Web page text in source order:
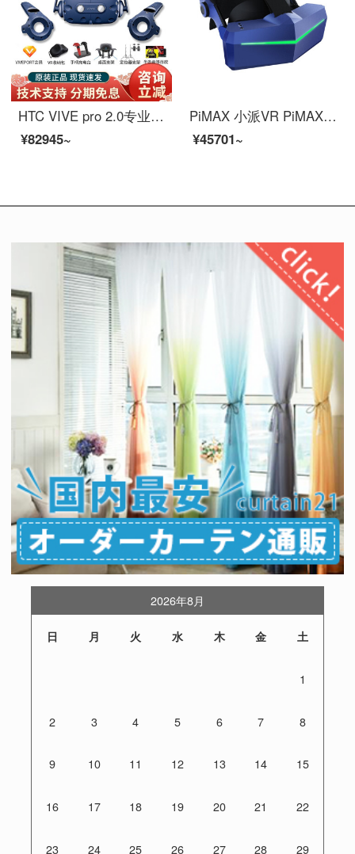
HTC VIVE pro 2.0专业版基础套装智能vr眼镜一体机3D头盔电脑ar眼镜设备游戏机成人版 pro2.0套装 +支架+头盔支架+充电台+游戏等
¥82945~
PiMAX 小派VR PiMAX Vision 8K Plus 头箍版 VR眼镜 虚拟现实头显 3D VR头盔 PCVR
¥45701~
2026年8月
日 月 火 水 木 金 土
1
2 3 4 5 6 7 8
9 10 11 12 13 14 15
16 17 18 19 20 21 22
23 24 25 26 27 28 29